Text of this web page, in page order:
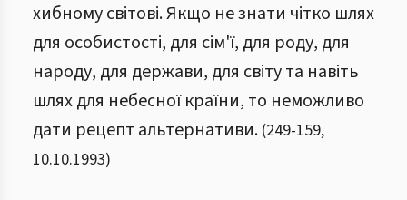
хибному світові. Якщо не знати чітко шлях
для особистості, для сім'ї, для роду, для
народу, для держави, для світу та навіть
шлях для небесної країни, то неможливо
дати рецепт альтернативи. (249-159,
10.10.1993)